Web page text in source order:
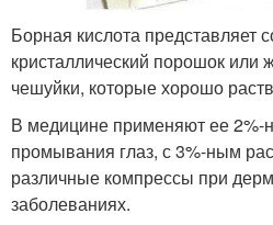
Борная кислота представляет
кристаллический порошок
чешуйки, которые хорошо
В медицине применяют ее 2%-
промывания глаз, с 3%-ным
различные компрессы при
заболеваниях.